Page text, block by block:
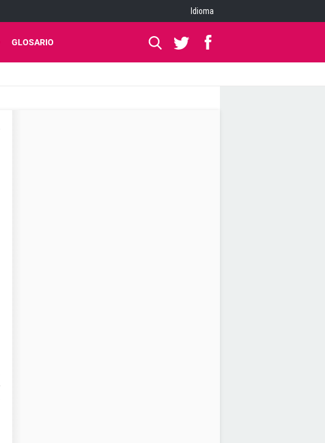
Idioma
GLOSARIO